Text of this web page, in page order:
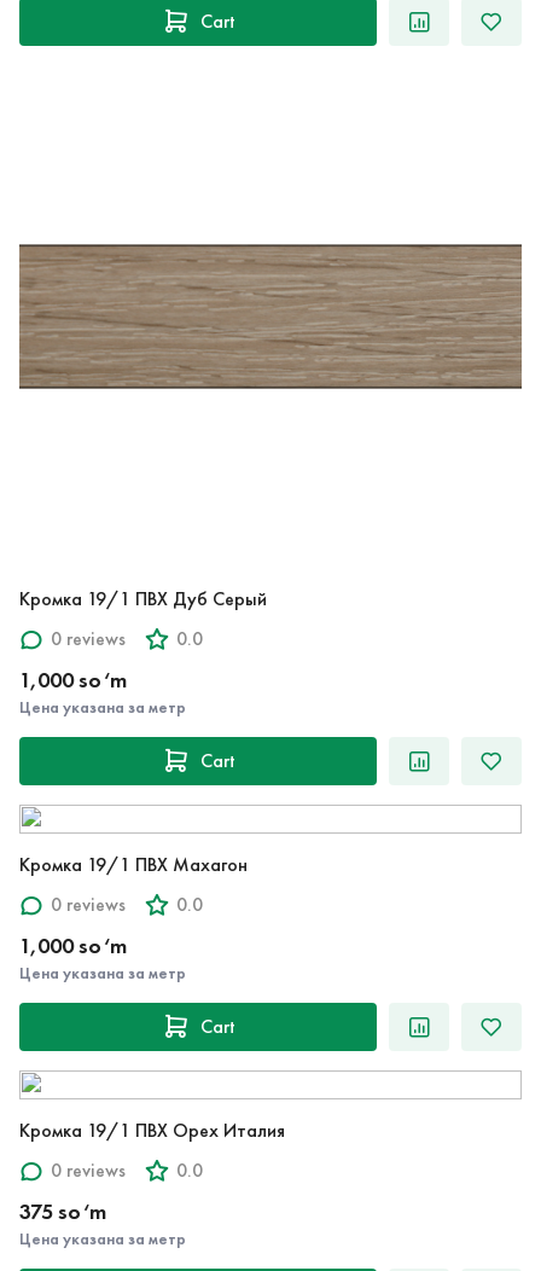
Cart
Кромка 19/1 ПВХ Дуб Серый
0 reviews
0.0
1,000 so‘m
Цена указана за метр
Cart
Кромка 19/1 ПВХ Махагон
0 reviews
0.0
1,000 so‘m
Цена указана за метр
Cart
Кромка 19/1 ПВХ Орех Италия
0 reviews
0.0
375 so‘m
Цена указана за метр